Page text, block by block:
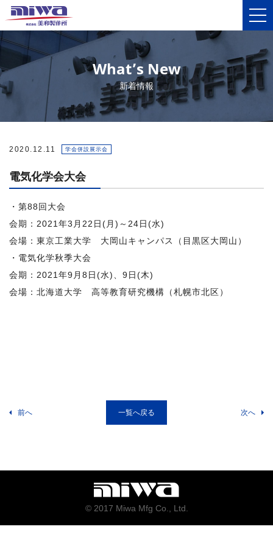
What’s New
新着情報
2020.12.11 学会併設展示会
電気化学会大会
・第88回大会
会期：2021年3月22日(月)～24日(水)
会場：東京工業大学 大岡山キャンパス（目黒区大岡山）
・電気化学秋季大会
会期：2021年9月8日(水)、9日(木)
会場：北海道大学 高等教育研究機構（札幌市北区）
次へ
前へ 一覧へ戻る
© 2017 Miwa Mfg Co., Ltd.